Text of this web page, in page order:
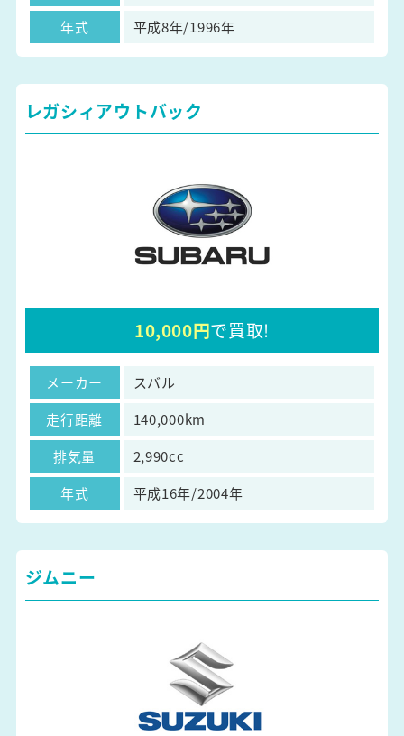
年式
平成8年/1996年
レガシィアウトバック
10,000円で買取!
メーカー
スバル
走行距離
140,000km
排気量
2,990cc
年式
平成16年/2004年
ジムニー